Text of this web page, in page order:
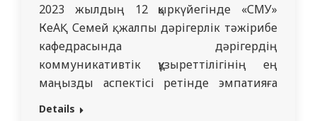
2023 жылдың 12 қыркүйегінде «СМУ»
КеАҚ Семей қ. жалпы дәрігерлік тәжірибе
кафедрасында дәрігердің
коммуникативтік құзыреттілігінің ең
маңызды аспектісі ретінде эмпатияға
арналған клиницист мектебінің кезекті
Details